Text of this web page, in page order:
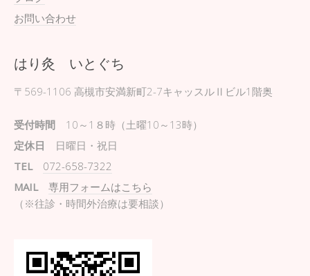
お問い合わせ
はり灸 いとぐち
〒569-1106 高槻市安満新町2-7キャッスルⅡビル1階奥
受付時間 10～1８時（土曜10～13時）
定休日 日曜日・祝日
TEL
072-658-7322
MAIL
専用フォームはこちら
（※往診・時間外治療は要相談）